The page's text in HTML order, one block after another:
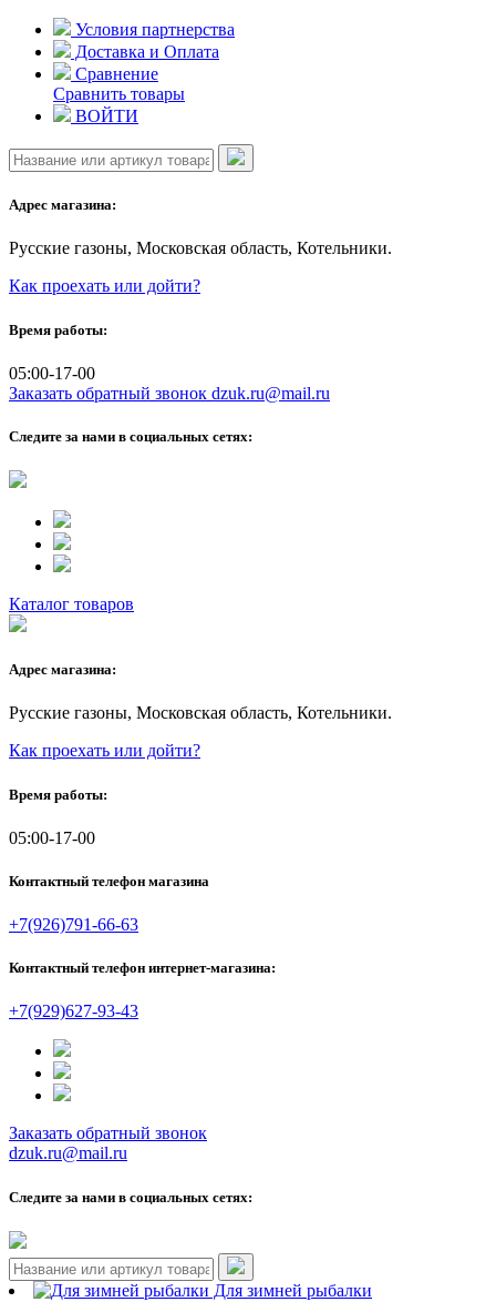
Skip
content
Условия партнерства
Доставка и Оплата
Сравнение
Сравнить товары
ВОЙТИ
Адрес магазина:
Русские газоны, Московская область, Котельники.
Как проехать или дойти?
Время работы:
05:00-17-00
Заказать обратный звонок dzuk.ru@mail.ru
Следите за нами в социальных сетях:
Каталог товаров
Адрес магазина:
Русские газоны, Московская область, Котельники.
Как проехать или дойти?
Время работы:
05:00-17-00
Контактный телефон магазина
+7(926)791-66-63
Контактный телефон интернет-магазина:
+7(929)627-93-43
Заказать обратный звонок
dzuk.ru@mail.ru
Следите за нами в социальных сетях:
Для зимней рыбалки